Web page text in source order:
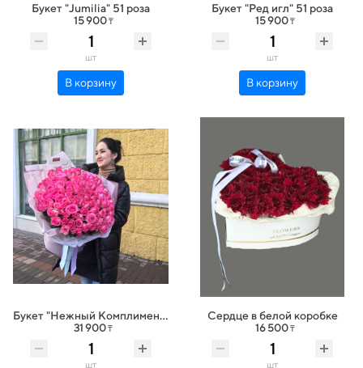
Букет "Jumilia" 51 роза
15 900₸
шт
В корзину
Букет "Ред игл" 51 роза
15 900₸
шт
В корзину
Букет "Нежный Комплимент" 101 роза
31 900₸
шт
Сердце в белой коробке
16 500₸
шт